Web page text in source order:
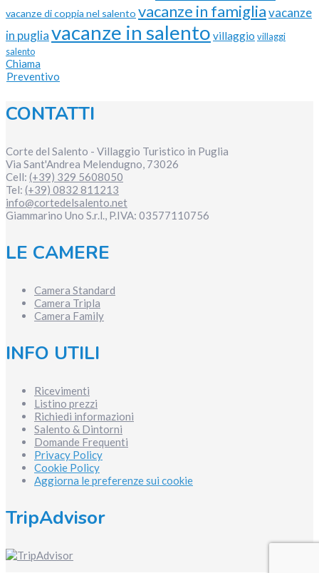
vacanze di coppia nel salento vacanze in famigliavacanze
in pugliavacanze in salento villaggio villaggi
salento
Chiama
Preventivo
CONTATTI
Corte del Salento - Villaggio Turistico in Puglia
Via Sant'Andrea Melendugno, 73026
Cell: (+39) 329 5608050
Tel: (+39) 0832 811213
info@cortedelsalento.net
Giammarino Uno S.r.l., P.IVA: 03577110756
LE CAMERE
Camera Standard
Camera Tripla
Camera Family
INFO UTILI
Ricevimenti
Listino prezzi
Richiedi informazioni
Salento & Dintorni
Domande Frequenti
Privacy Policy
Cookie Policy
Aggiorna le preferenze sui cookie
TripAdvisor